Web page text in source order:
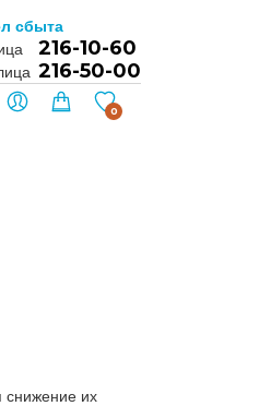
сбыта
216-10-60
216-50-00
0
снижение их